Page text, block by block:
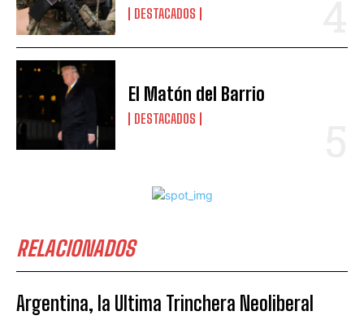
DESTACADOS
El Matón del Barrio
DESTACADOS
RELACIONADOS
Argentina, la Ultima Trinchera Neoliberal